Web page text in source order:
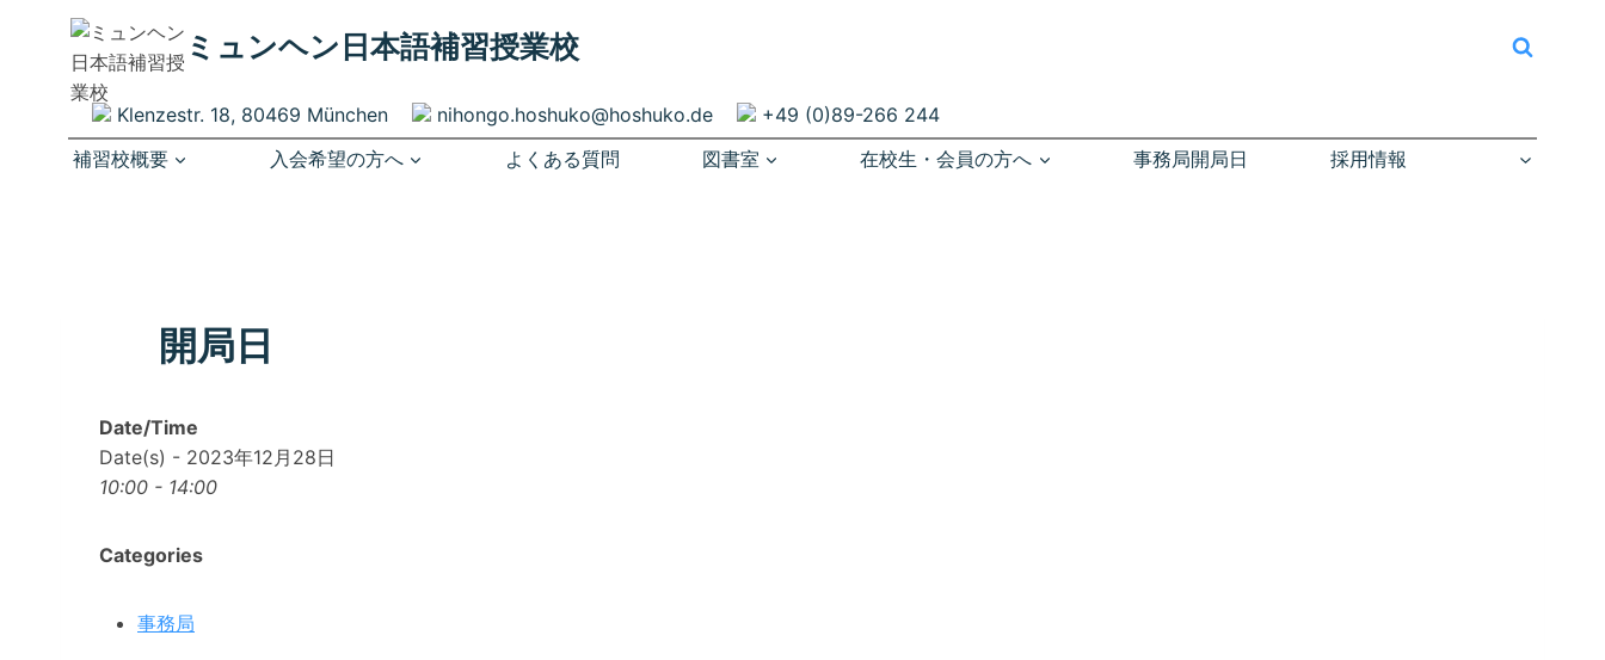
ミュンヘン​日本語補習授業校
Klenzestr. 18, 80469 München nihongo.hoshuko@hoshuko.de
+49 (0)89-266 244
補習校概要
入会希望の方へ よくある質問 図書室 在校生・会員の方へ 事務局開局日 採用情報
開局日
Date/Time
Date(s) - 2023年12月28日
10:00 - 14:00
Categories
事務局